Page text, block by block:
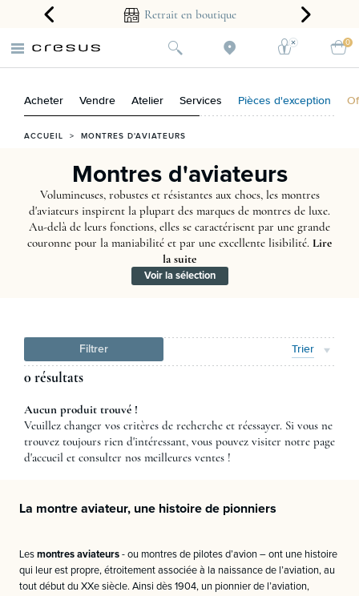
2 ans Retrait en boutique
0
Acheter Vendre Atelier Services Pièces d'exception
ACCUEIL > MONTRES D'AVIATEURS
Montres d'aviateurs
Volumineuses, robustes et résistantes aux chocs, les montres
d'aviateurs inspirent la plupart des marques de montres de luxe.
Au-delà de leurs fonctions, elles se caractérisent par une grande
couronne pour la maniabilité et par une excellente lisibilité. Lire
la suite
Voir la sélection
Filtrer Trier
0 résultats
Aucun produit trouvé !
Veuillez changer vos critères de recherche et réessayer. Si vous ne
trouvez toujours rien d'intéressant, vous pouvez visiter notre page
d'accueil et consulter nos meilleures ventes !
La montre aviateur, une histoire de pionniers
Les montres aviateurs - ou montres de pilotes d’avion – ont une histoire
qui leur est propre, étroitement associée à la naissance de l’aviation, au
tout début du XXe siècle. Ainsi dès 1904, un pionnier de l’aviation,